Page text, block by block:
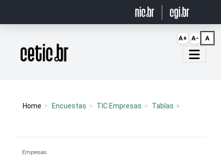
Página inicial
Home Encuestas TIC Empresas Tablas
Empresas
A+ A- A